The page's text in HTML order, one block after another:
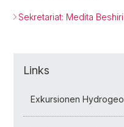
Sekretariat: Medita Beshiri
Links
Exkursionen Hydrogeo